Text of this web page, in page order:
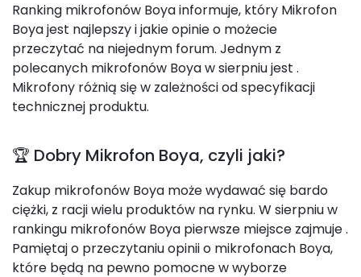
Ranking mikrofonów Boya informuje, który Mikrofon
Boya jest najlepszy i jakie opinie o możecie
przeczytać na niejednym forum. Jednym z
polecanych mikrofonów Boya w sierpniu jest .
Mikrofony różnią się w zależności od specyfikacji
technicznej produktu.
🏆 Dobry Mikrofon Boya, czyli jaki?
Zakup mikrofonów Boya może wydawać się bardo
ciężki, z racji wielu produktów na rynku. W sierpniu w
rankingu mikrofonów Boya pierwsze miejsce zajmuje.
Pamiętaj o przeczytaniu opinii o mikrofonach Boya,
które będą na pewno pomocne w wyborze